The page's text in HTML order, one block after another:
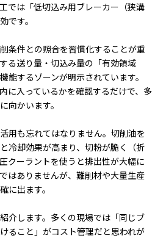
では「低切込み用ブレーカー（狭溝
です。
条件との照合を習慣化することが重
る送り量・切込み量の「有効領域
能するゾーンが明示されています。
に入っているかを確認するだけで、多
向かいます。
活用も忘れてはなりません。切削油を
冷却効果が高まり、切粉が脆く（折
クーラントを使うと排出性が大幅に
はありませんが、難削材や大量生産
に出ます。
介します。多くの現場では「同じブ
ること」がコスト管理だと思われが